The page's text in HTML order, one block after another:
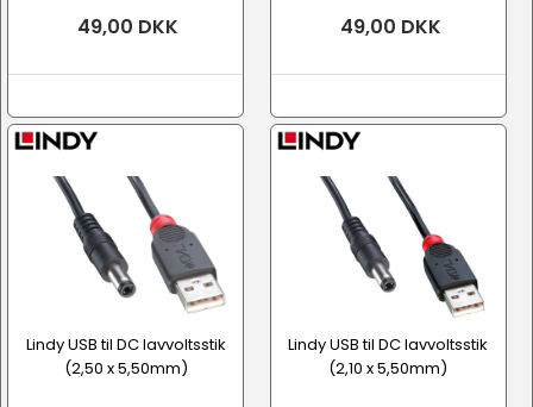
49,00 DKK 49,00 DKK
Lindy USB til DC lavvoltsstik
(2,50 x 5,50mm)
Lindy USB til DC lavvoltsstik
(2,10 x 5,50mm)